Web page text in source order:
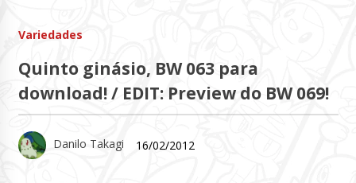
Variedades
Quinto ginásio, BW 063 para
download! / EDIT: Preview do BW 069!
Danilo Takagi 16/02/2012